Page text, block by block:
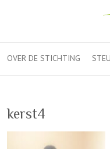
OVER DE STICHTING
kerst4